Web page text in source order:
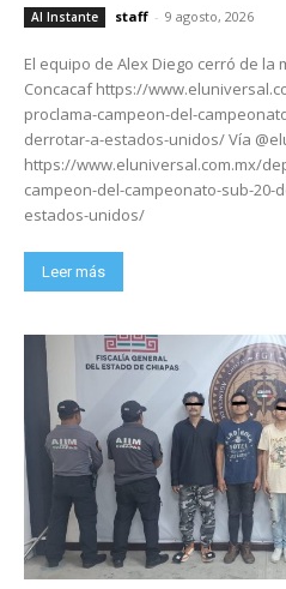
Al Instante staff - 9 agosto, 2026
El equipo de Alex Diego cerró de
Concacaf https://
proclama-campeon-del-
derrotar-a-estados-unidos/ Vía @eluniversalmx
https://www.eluniversal.com.mx/
campeon-del-campeonato-sub-
estados-unidos/
Leer más